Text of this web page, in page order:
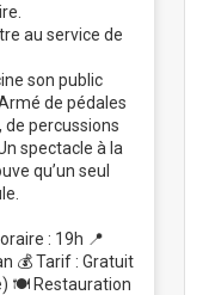
au service de
son public
de pédales
de percussions
spectacle à la
qu’un seul
: 19h 📍
💰 Tarif : Gratuit
🍽️ Restauration